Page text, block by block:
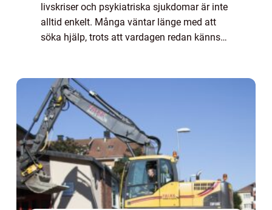
livskriser och psykiatriska sjukdomar är inte
alltid enkelt. Många väntar länge med att
söka hjälp, trots att vardagen redan känns